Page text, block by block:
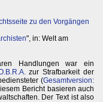
zu den Vorgängen
", in: Welt am
Handlungen war ein
zur Strafbarkeit der
(Gesamtversion:
Bericht basieren auch
Der Text ist also